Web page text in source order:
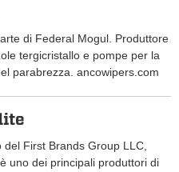
di Federal Mogul. Produttore
tergicristallo e pompe per la
parabrezza. ancowipers.com
del First Brands Group LLC,
uno dei principali produttori di